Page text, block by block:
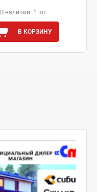
В наличии: 1 шт
В КОРЗИНУ